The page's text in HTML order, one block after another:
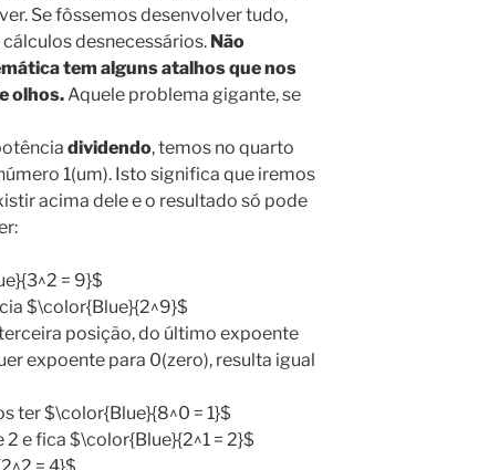
Se fôssemos desenvolver tudo,
desnecessários. Não
tem alguns atalhos que nos
olhos. Aquele problema gigante, se
dividendo, temos no quarto
1(um). Isto significa que iremos
acima dele e o resultado só pode
= 9}$
$\color{Blue}{2^9}$
posição, do último expoente
expoente para 0(zero), resulta igual
ter $\color{Blue}{8^0 = 1}$
e fica $\color{Blue}{2^1 = 2}$